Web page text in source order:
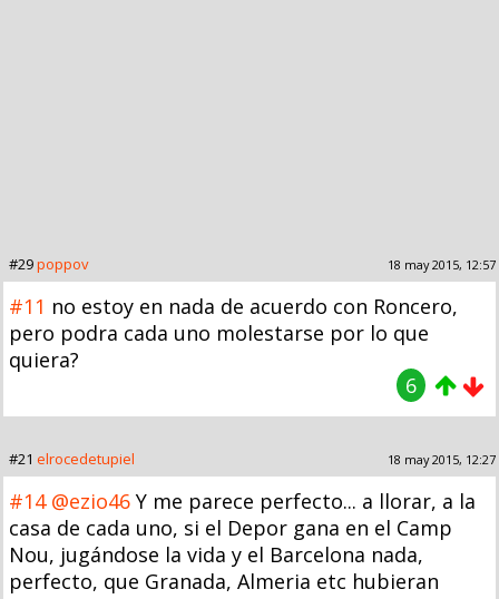
#29poppov 18 may 2015, 12:57
#11 no estoy en nada de acuerdo con Roncero,
pero podra cada uno molestarse por lo que
quiera?
6
#21 elrocedetupiel 18 may 2015, 12:27
#14 @ezio46 Y me parece perfecto... a llorar, a la
casa de cada uno, si el Depor gana en el Camp
Nou, jugándose la vida y el Barcelona nada,
perfecto, que Granada, Almeria etc hubieran